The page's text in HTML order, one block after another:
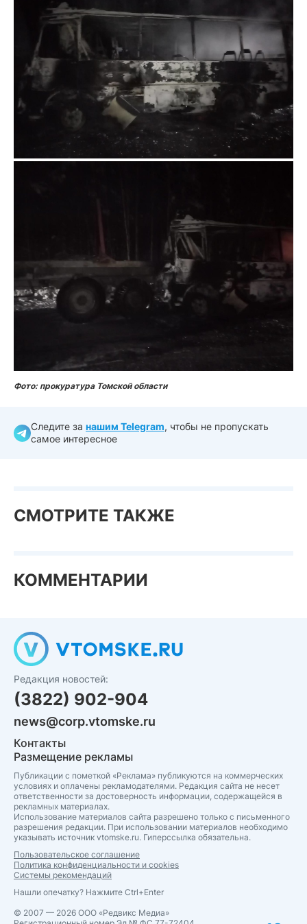
Фото: прокуратура Томской области
Следите за нашим Telegram, чтобы не пропускать
самое интересное
СМОТРИТЕ ТАКЖЕ
КОММЕНТАРИИ
Редакция новостей:
(3822) 902-904
news@corp.vtomske.ru
Контакты
Размещение рекламы
Публикации с пометкой «Реклама» публикуются на коммерческих
условиях и оплачены рекламодателями. Редакция сайта не несет
ответственности за достоверность информации, содержащейся в
рекламных материалах.
Использование материалов сайта разрешено только с письменного
разрешения редакции. При использовании материалов необходимо
указывать источник vtomske.ru. Гиперссылка обязательна.
Пользовательское соглашение
Политика конфиденциальности и cookies
Системы рекомендаций
Нашли опечатку? Нажмите Ctrl+Enter
© 2007 — 2026 ООО «Редвикс Медиа»